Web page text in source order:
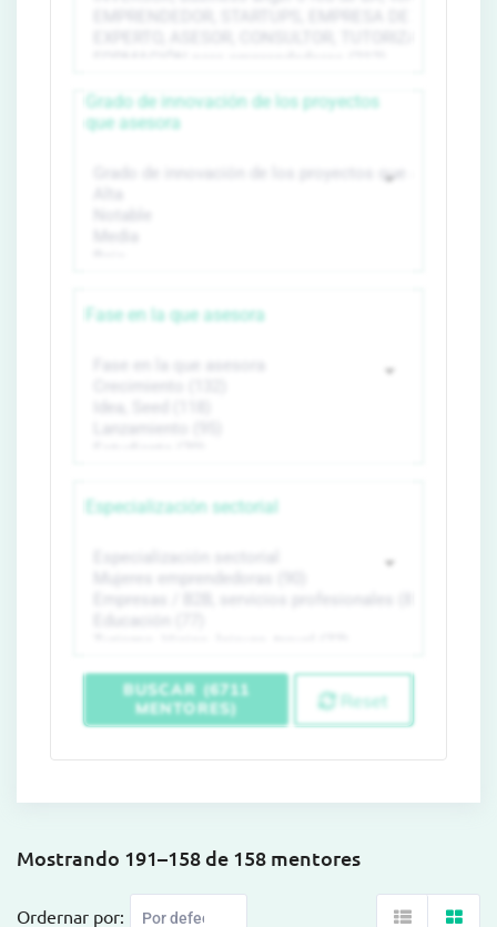
Grado de innovación de los proyectos
que asesora
Fase en la que asesora
Especialización sectorial
BUSCAR (6711
MENTORES)
Reset
Mostrando 191–158 de 158 mentores
Ordernar por: